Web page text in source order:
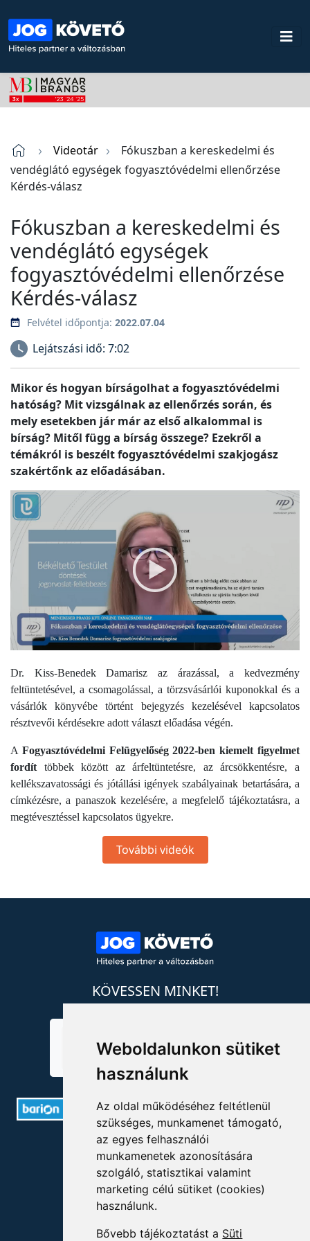
Weboldalunkon sütiket
használunk
Az oldal működéséhez feltétlenül
szükséges, munkamenet támogató,
az egyes felhasználói
munkamenetek azonosítására
szolgáló, statisztikai valamint
marketing célú sütiket (cookies)
használunk.
Bővebb tájékoztatást a Süti
Videotár
Fókuszban a kereskedelmi és
vendéglátó egységek fogyasztóvédelmi ellenőrzése
Kérdés-válasz
Fókuszban a kereskedelmi és
vendéglátó egységek
fogyasztóvédelmi ellenőrzése
Kérdés-válasz
Felvétel időpontja: 2022.07.04
Lejátszási idő: 7:02
Mikor és hogyan bírságolhat a fogyasztóvédelmi
hatóság? Mit vizsgálnak az ellenőrzés során, és
mely esetekben jár már az első alkalommal is
bírság? Mitől függ a bírság összege? Ezekről a
témákról is beszélt fogyasztóvédelmi szakjogász
szakértőnk az előadásában.
Dr. Kiss-Benedek Damarisz az árazással, a kedvezmény
feltüntetésével, a csomagolással, a törzsvásárlói kuponokkal és a
vásárlók könyvébe történt bejegyzés kezelésével kapcsolatos
résztvevői kérdésekre adott választ előadása végén.
A Fogyasztóvédelmi Felügyelőség 2022-ben kiemelt figyelmet
fordít többek között az árfeltüntetésre, az árcsökkentésre, a
kellékszavatossági és jótállási igények szabályainak betartására, a
címkézésre, a panaszok kezelésére, a megfelelő tájékoztatásra, a
megtévesztéssel kapcsolatos ügyekre.
További videók
KÖVESSEN MINKET!
ELÉRHETŐSÉGEK
+36 1 880 7600
info@mprx.hu